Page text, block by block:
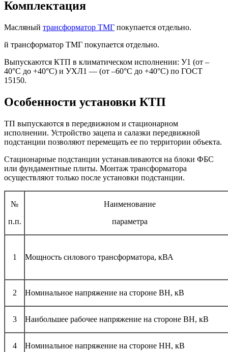
Комплектация
Масляный трансформатор ТМГ покупается отдельно.
й трансформатор ТМГ покупается отдельно.
Выпускаются КТП в климатическом исполнении: У1 (от –
40°C до +40°C) и УХЛ1 — (от –60°C до +40°C) по ГОСТ
15150.
Особенности установки КТП
ТП выпускаются в передвижном и стационарном
исполнении. Устройство зацепа и салазки передвижной
подстанции позволяют перемещать ее по территории объекта.
Стационарные подстанции устанавливаются на блоки ФБС
или фундаментные плиты. Монтаж трансформатора
осуществляют только после установки подстанции.
№
п.п.
Наименование
параметра
1 Мощность силового трансформатора, кВА
2 Номинальное напряжение на стороне ВН, кВ
3 Наибольшее рабочее напряжение на стороне ВН, кВ
4 Номинальное напряжение на стороне НН, кВ